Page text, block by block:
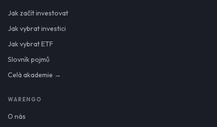
Jak začít investovat
Jak vybrat investici
Jak vybrat ETF
Slovník pojmů
Celá akademie →
WARENGO
O nás